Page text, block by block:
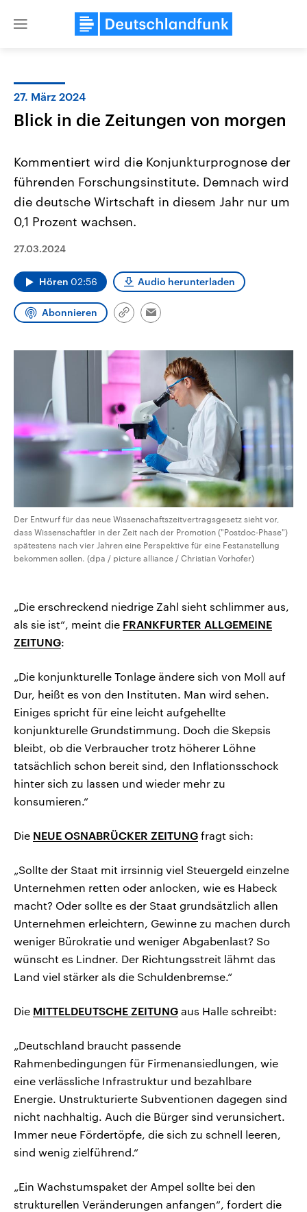
Close
2026
Sachsen-Anhalt wählt am 6.
September 2026 einen neuen
Landtag. Seit 2021 wird das
Bundesland von einer Koalition aus
CDU, SPD und FDP regiert.-
Umfragen, Prognosen,
und Hintergründe zu den Parteien
und Kandidaten der anstehenden
Wirtschaftlich und
gehören die Vereinigten
den mächtigsten Ländern
Audio-Archiv
27. März 2024
Blick in die Zeitungen von morgen
Kommentiert wird die Konjunkturprognose der
führenden Forschungsinstitute. Demnach wird
die deutsche Wirtschaft in diesem Jahr nur um
0,1 Prozent wachsen.
27.03.2024
Hören 02:56 Audio herunterladen
Abonnieren
Link
Email
Der Entwurf für das neue Wissenschaftszeitvertragsgesetz sieht vor,
dass Wissenschaftler in der Zeit nach der Promotion ("Postdoc-Phase")
spätestens nach vier Jahren eine Perspektive für eine Festanstellung
bekommen sollen. (dpa / picture alliance / Christian Vorhofer)
„Die erschreckend niedrige Zahl sieht schlimmer aus,
als sie ist“, meint die FRANKFURTER ALLGEMEINE
ZEITUNG:
„Die konjunkturelle Tonlage ändere sich von Moll auf
Dur, heißt es von den Instituten. Man wird sehen.
Einiges spricht für eine leicht aufgehellte
konjunkturelle Grundstimmung. Doch die Skepsis
bleibt, ob die Verbraucher trotz höherer Löhne
tatsächlich schon bereit sind, den Inflationsschock
hinter sich zu lassen und wieder mehr zu
konsumieren.“
Die NEUE OSNABRÜCKER ZEITUNG fragt sich:
„Sollte der Staat mit irrsinnig viel Steuergeld einzelne
Unternehmen retten oder anlocken, wie es Habeck
macht? Oder sollte es der Staat grundsätzlich allen
Unternehmen erleichtern, Gewinne zu machen durch
weniger Bürokratie und weniger Abgabenlast? So
wünscht es Lindner. Der Richtungsstreit lähmt das
Land viel stärker als die Schuldenbremse.“
Die MITTELDEUTSCHE ZEITUNG aus Halle schreibt:
„Deutschland braucht passende
Rahmenbedingungen für Firmenansiedlungen, wie
eine verlässliche Infrastruktur und bezahlbare
Energie. Unstrukturierte Subventionen dagegen sind
nicht nachhaltig. Auch die Bürger sind verunsichert.
Immer neue Fördertöpfe, die sich zu schnell leeren,
sind wenig zielführend.“
„Ein Wachstumspaket der Ampel sollte bei den
strukturellen Veränderungen anfangen“, fordert die